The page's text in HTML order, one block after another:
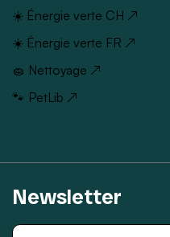
☀️ Énergie verte CH ↗
☀️ Énergie verte FR ↗
🧽 Nettoyage ↗
🐾 PetLib ↗
Newsletter